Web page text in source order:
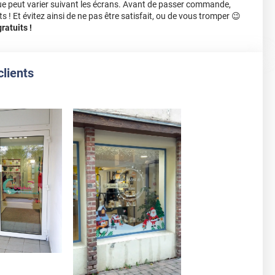
peut varier suivant les écrans. Avant de passer commande,
! Et évitez ainsi de ne pas être satisfait, ou de vous tromper 😉
!